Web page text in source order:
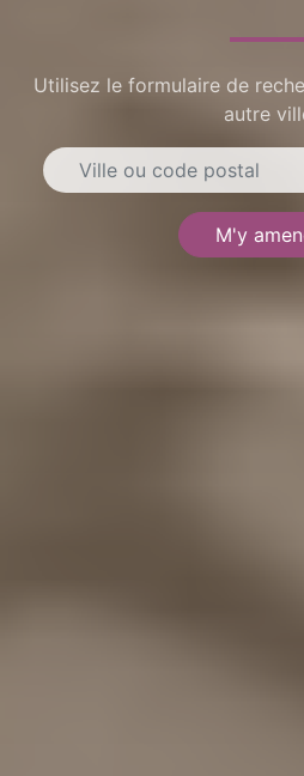
Utilisez le formulaire de
autre
M'y